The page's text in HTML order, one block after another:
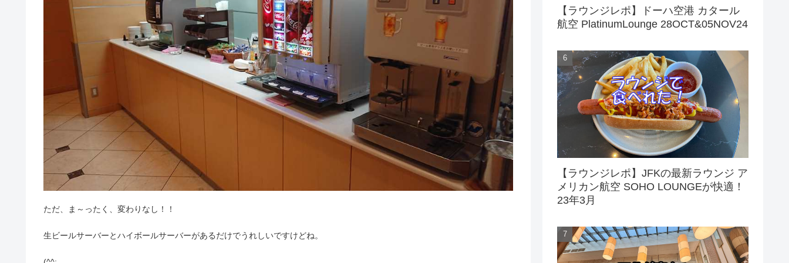
ただ、ま～ったく、変わりなし！！
生ビールサーバーとハイボールサーバーがあるだけでうれしいですけどね。
【ラウンジレポ】ドーハ空港 カタール
航空 PlatinumLounge 28OCT&05NOV24
【ラウンジレポ】JFKの最新ラウンジ ア
メリカン航空 SOHO LOUNGEが快適！
23年3月